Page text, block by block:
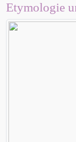
Etymologie